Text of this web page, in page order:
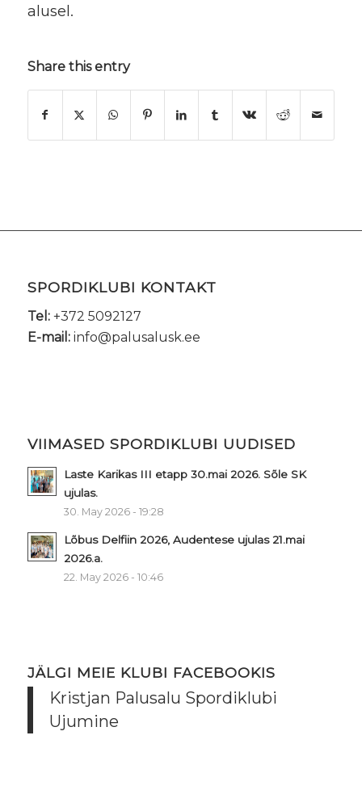
alusel.
Share this entry
SPORDIKLUBI KONTAKT
Tel:+372 5092127
E-mail: info@palusalusk.ee
VIIMASED SPORDIKLUBI UUDISED
Laste Karikas III etapp 30.mai 2026. Sõle SK
ujulas.
30. May 2026 - 19:28
Lõbus Delfiin 2026, Audentese ujulas 21.mai
2026.a.
22. May 2026 - 10:46
JÄLGI MEIE KLUBI FACEBOOKIS
Kristjan Palusalu Spordiklubi
Ujumine